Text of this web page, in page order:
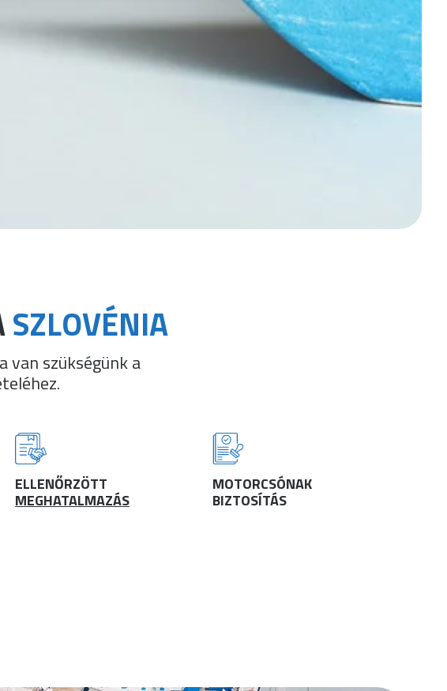
SZLOVÉNIA
van szükségünk a
ELLENŐRZÖTT
MEGHATALMAZÁS
MOTORCSÓNAK
BIZTOSÍTÁS